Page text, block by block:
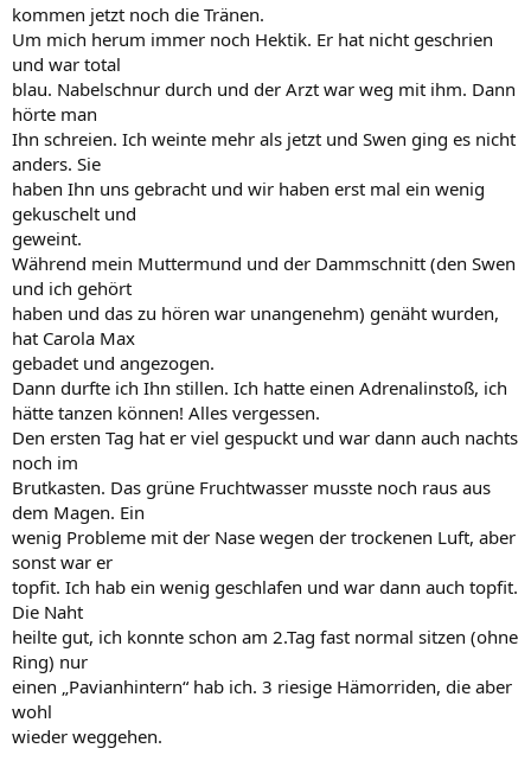
kommen jetzt noch die Tränen.
Um mich herum immer noch Hektik. Er hat nicht geschrien
und war total
blau. Nabelschnur durch und der Arzt war weg mit ihm. Dann
hörte man
Ihn schreien. Ich weinte mehr als jetzt und Swen ging es nicht
anders. Sie
haben Ihn uns gebracht und wir haben erst mal ein wenig
gekuschelt und
geweint.
Während mein Muttermund und der Dammschnitt (den Swen
und ich gehört
haben und das zu hören war unangenehm) genäht wurden,
hat Carola Max
gebadet und angezogen.
Dann durfte ich Ihn stillen. Ich hatte einen Adrenalinstoß, ich
hätte tanzen können! Alles vergessen.
Den ersten Tag hat er viel gespuckt und war dann auch nachts
noch im
Brutkasten. Das grüne Fruchtwasser musste noch raus aus
dem Magen. Ein
wenig Probleme mit der Nase wegen der trockenen Luft, aber
sonst war er
topfit. Ich hab ein wenig geschlafen und war dann auch topfit.
Die Naht
heilte gut, ich konnte schon am 2.Tag fast normal sitzen (ohne
Ring) nur
einen „Pavianhintern“ hab ich. 3 riesige Hämorriden, die aber
wohl
wieder weggehen.